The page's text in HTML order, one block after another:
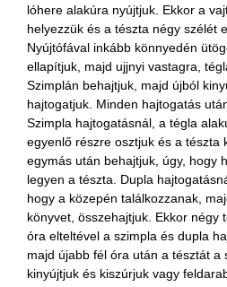
lóhere alakúra nyújtjuk. Ekkor a
helyezzük és a tészta négy szélét
Nyújtófával inkább könnyedén
ellapítjuk, majd ujjnyi vastagra,
Szimplán behajtjuk, majd újból
hajtogatjuk. Minden hajtogatás
Szimpla hajtogatásnál, a tégla
egyenlő részre osztjuk és a tészta
egymás után behajtjuk, úgy, hogy
legyen a tészta. Dupla
hogy a közepén találkozzanak,
könyvet, összehajtjuk. Ekkor négy
óra elteltével a szimpla és dupla
majd újabb fél óra után a tésztát a
kinyújtjuk és kiszúrjuk vagy